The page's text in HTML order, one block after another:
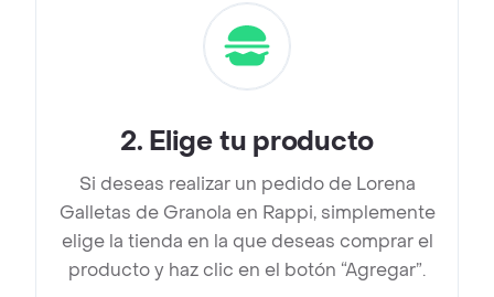
2. Elige tu producto
Si deseas realizar un pedido de Lorena
Galletas de Granola en Rappi, simplemente
elige la tienda en la que deseas comprar el
producto y haz clic en el botón “Agregar”.